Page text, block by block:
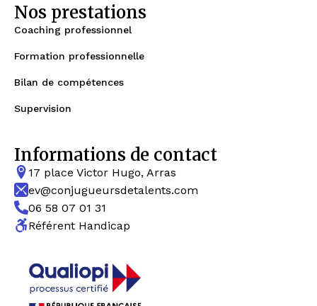
Nos prestations
Coaching professionnel
Formation professionnelle
Bilan de compétences
Supervision
Informations de contact
17 place Victor Hugo, Arras
ev@conjugueursdetalents.com
06 58 07 01 31
Référent Handicap